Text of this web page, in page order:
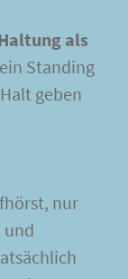
als
Standing
geben
nur
und